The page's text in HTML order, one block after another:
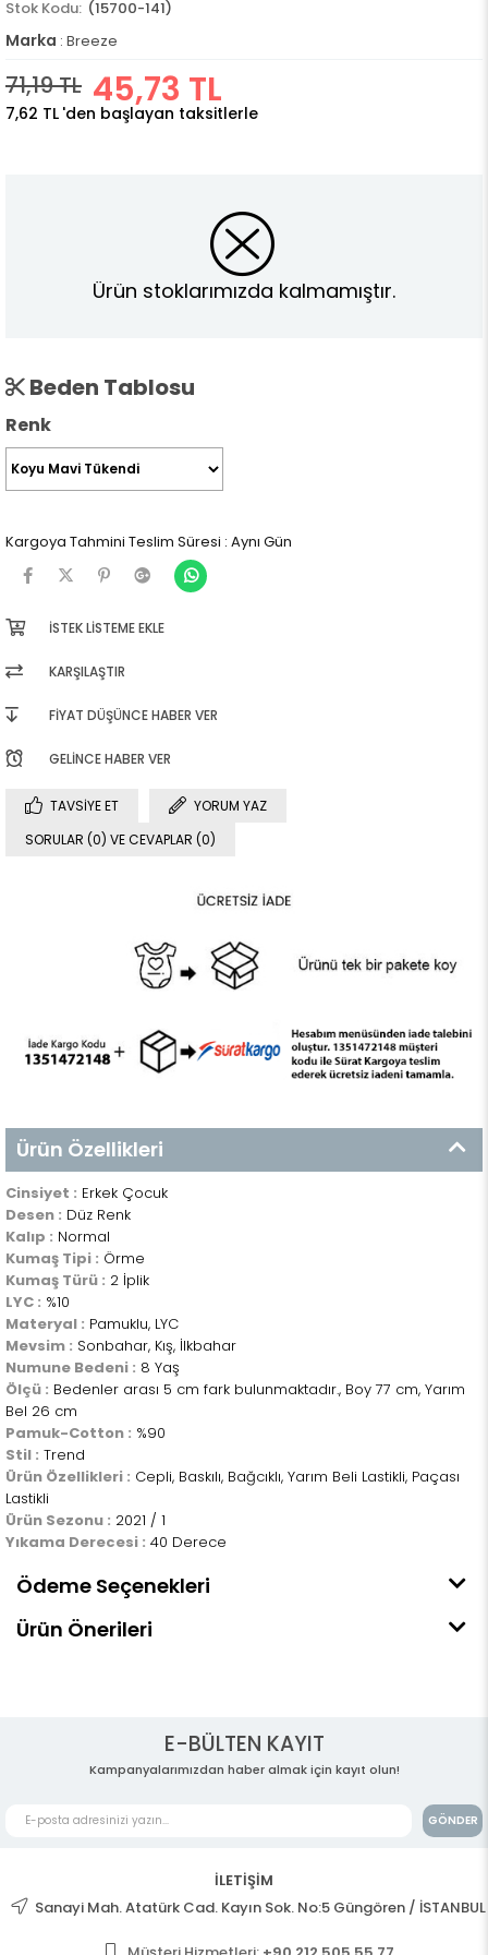
(15700-141)
Marka : Breeze
71,19 TL 45,73 TL
7,62 TL 'den başlayan taksitlerle
Ürün stoklarımızda kalmamıştır.
Beden Tablosu
Renk
Kargoya Tahmini Teslim Süresi : Aynı Gün
İSTEK LISTEME EKLE
KARŞILAŞTIR
FIYAT DÜŞÜNCE HABER VER
GELINCE HABER VER
TAVSIYE ET
YORUM YAZ
SORULAR (0) VE CEVAPLAR (0)
Ürün Özellikleri
Cinsiyet : Erkek Çocuk
Desen : Düz Renk
Kalıp : Normal
Kumaş Tipi : Örme
Kumaş Türü : 2 İplik
LYC : %10
Materyal : Pamuklu, LYC
Mevsim : Sonbahar, Kış, İlkbahar
Numune Bedeni : 8 Yaş
Ölçü : Bedenler arası 5 cm fark bulunmaktadır., Boy 77 cm, Yarım
Bel 26 cm
Pamuk-Cotton : %90
Stil : Trend
Ürün Özellikleri : Cepli, Baskılı, Bağcıklı, Yarım Beli Lastikli, Paçası
Lastikli
Ürün Sezonu : 2021 / 1
Yıkama Derecesi : 40 Derece
Ödeme Seçenekleri
Ürün Önerileri
E-BÜLTEN KAYIT
Kampanyalarımızdan haber almak için kayıt olun!
GÖNDER
İLETİŞİM
Sanayi Mah. Atatürk Cad. Kayın Sok. No:5 Güngören / İSTANBUL